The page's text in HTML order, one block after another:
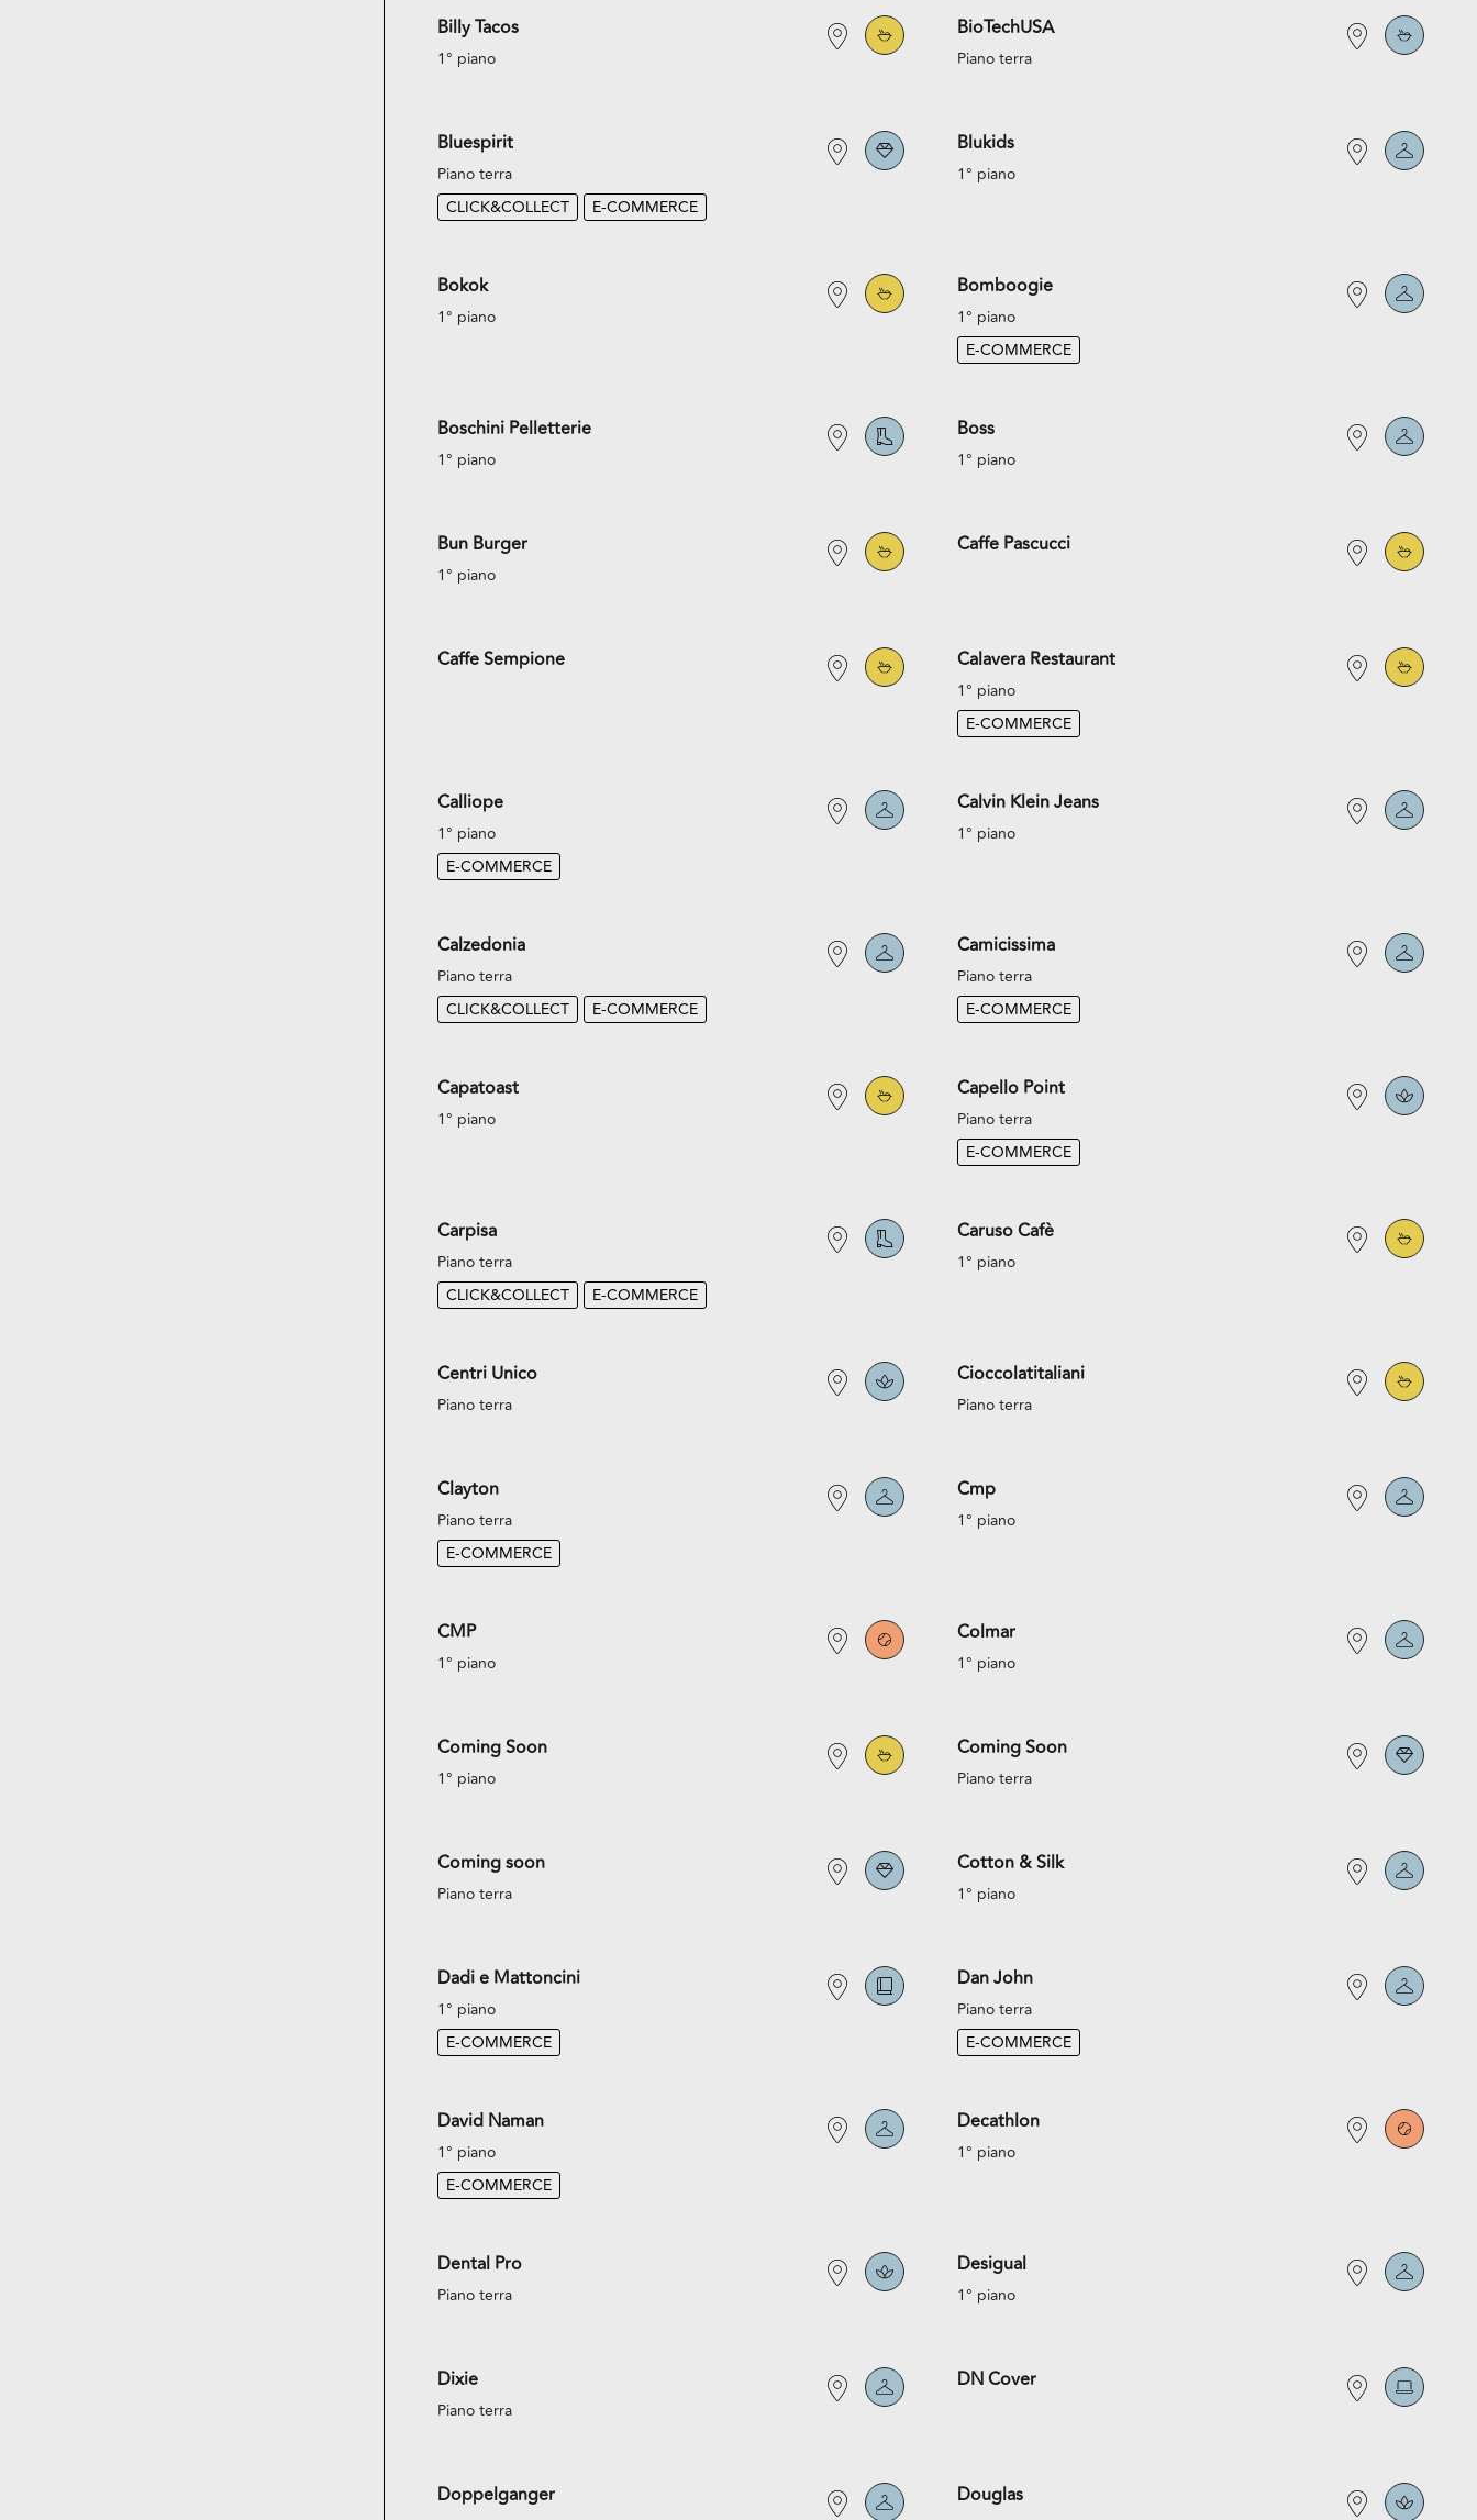
Billy Tacos
1° piano
BioTechUSA
Piano terra
Bluespirit
Piano terra
CLICK&COLLECT
E-COMMERCE
Blukids
1° piano
Bokok
1° piano
Bomboogie
1° piano
E-COMMERCE
Boschini Pelletterie
1° piano
Boss
1° piano
Bun Burger
1° piano
Caffe Pascucci
Caffe Sempione Calavera Restaurant
1° piano
E-COMMERCE
Calliope
1° piano
E-COMMERCE
Calvin Klein Jeans
1° piano
Calzedonia
Piano terra
CLICK&COLLECT
E-COMMERCE
Camicissima
Piano terra
E-COMMERCE
Capatoast
1° piano
Capello Point
Piano terra
E-COMMERCE
Carpisa
Piano terra
CLICK&COLLECT
E-COMMERCE
Caruso Cafè
1° piano
Centri Unico
Piano terra
Cioccolatitaliani
Piano terra
Clayton
Piano terra
E-COMMERCE
Cmp
1° piano
CMP
1° piano
Colmar
1° piano
Coming Soon
1° piano
Coming Soon
Piano terra
Coming soon
Piano terra
Cotton & Silk
1° piano
Dadi e Mattoncini
1° piano
E-COMMERCE
Dan John
Piano terra
E-COMMERCE
David Naman
1° piano
E-COMMERCE
Decathlon
1° piano
Dental Pro
Piano terra
Desigual
1° piano
Dixie
Piano terra
DN Cover
Doppelganger Douglas